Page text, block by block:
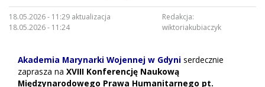
18.05.2026 - 11:29 aktualizacja
18.05.2026 - 11:24
Redakcja:
wiktoriakubiaczyk
Akademia Marynarki Wojennej w Gdyni serdecznie
zaprasza na XVIII Konferencję Naukową
Międzynarodowego Prawa Humanitarnego pt.